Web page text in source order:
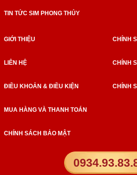
TIN TỨC SIM PHONG THỦY
GIỚI THIỆU
LIÊN HỆ
ĐIỀU KHOẢN & ĐIỀU KIỆN
MUA HÀNG VÀ THANH TOÁN
CHÍNH SÁCH BẢO MẬT
CHÍNH
CHÍNH
CHÍNH